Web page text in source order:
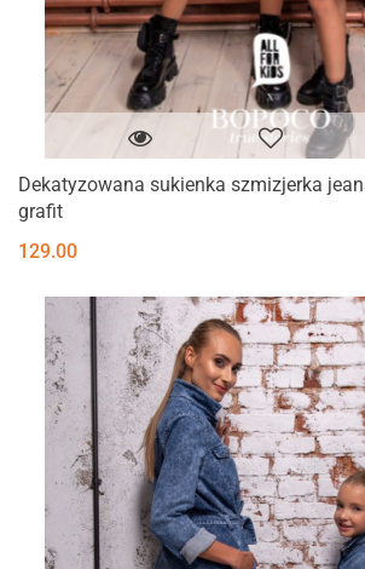
Dekatyzowana sukienka szmizjerka
grafit
129.00